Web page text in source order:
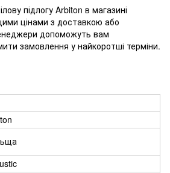
підлогу Arbiton в магазині
цінами з доставкою або
допоможуть вам
замовлення у найкоротші терміни.